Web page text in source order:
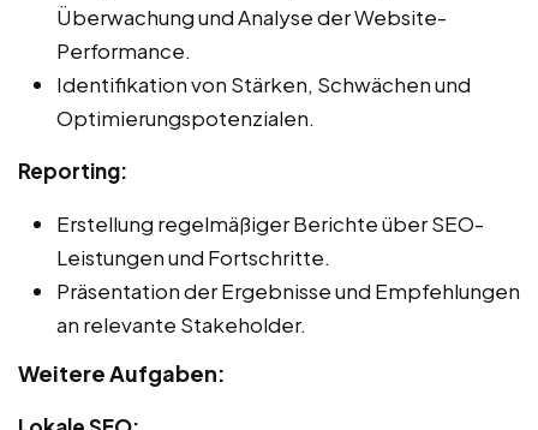
Überwachung und Analyse der Website-
Performance.
Identifikation von Stärken, Schwächen und
Optimierungspotenzialen.
Reporting:
Erstellung regelmäßiger Berichte über SEO-
Leistungen und Fortschritte.
Präsentation der Ergebnisse und Empfehlungen
an relevante Stakeholder.
Weitere Aufgaben: